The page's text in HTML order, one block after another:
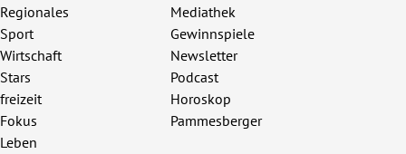
Regionales
Sport
Wirtschaft
Stars
freizeit
Fokus
Leben
Mediathek
Gewinnspiele
Newsletter
Podcast
Horoskop
Pammesberger